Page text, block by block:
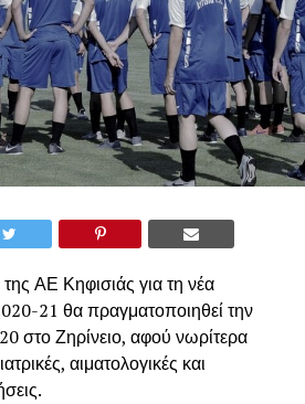
ΑΕ Κηφισιάς για τη νέα
21 θα πραγματοποιηθεί την
στο Ζηρίνειο, αφού νωρίτερα
αιματολογικές και